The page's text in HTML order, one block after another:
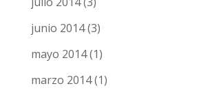
junio 2014(3)
mayo 2014(1)
marzo 2014(1)